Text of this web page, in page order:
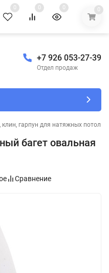
0 0 0 0
+7 926 053-27-39
Отдел продаж
клин, гарпун для натяжных
багет овальная
Сравнение